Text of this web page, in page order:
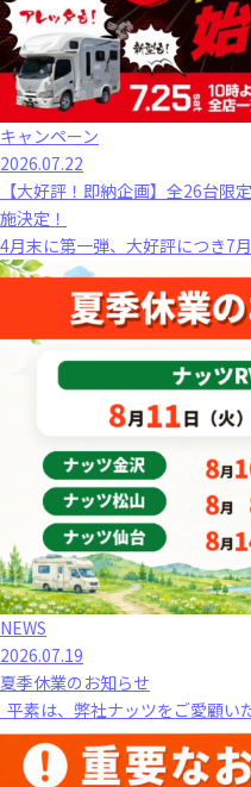
キャンペーン
2026.07.22
【大好評！即納企画】全26台限
施決定！
4月末に第一弾、大好評につき7
NEWS
2026.07.19
夏季休業のお知らせ
平素は、弊社ナッツをご愛顧い